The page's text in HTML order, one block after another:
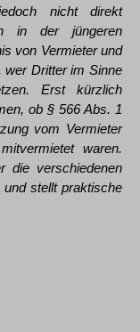
nicht direkt
in der jüngeren
von Vermieter und
wer Dritter im Sinne
Erst kürzlich
ob § 566 Abs. 1
vom Vermieter
waren.
die verschiedenen
stellt praktische